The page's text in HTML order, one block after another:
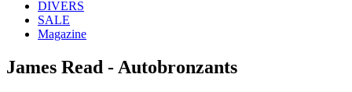
DIVERS
SALE
Magazine
James Read - Autobronzants